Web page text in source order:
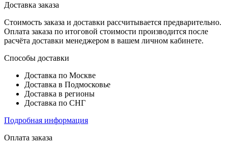
Доставка заказа
Стоимость заказа и доставки рассчитывается предварительно.
Оплата заказа по итоговой стоимости производится после
расчёта доставки менеджером в вашем личном кабинете.
Способы доставки
Доставка по Москве
Доставка в Подмосковье
Доставка в регионы
Доставка по СНГ
Подробная информация
Оплата заказа